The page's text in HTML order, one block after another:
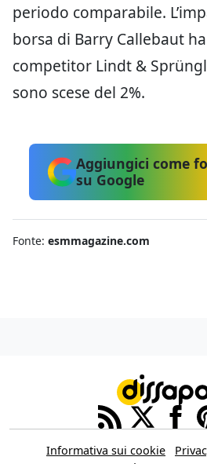
periodo comparabile.
borsa di Barry Callebaut
competitor Lindt &
sono scese del 2%.
Aggiungici come
su Google
Fonte: esmmagazine.com
Informativa sui cookie